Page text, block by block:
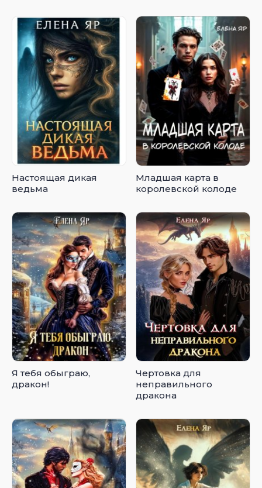
Настоящая дикая
ведьма
Младшая карта в
королевской колоде
Я тебя обыграю,
дракон!
Чертовка для
неправильного
дракона